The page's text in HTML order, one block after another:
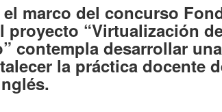
marco del concurso
proyecto “Virtualización
contempla desarrollar
la práctica docente